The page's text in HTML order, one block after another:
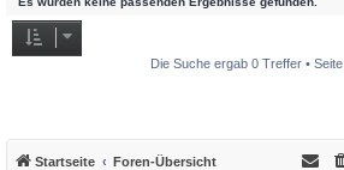
Die Suche ergab 0 Treffer • Seite
Startseite Foren-Übersicht